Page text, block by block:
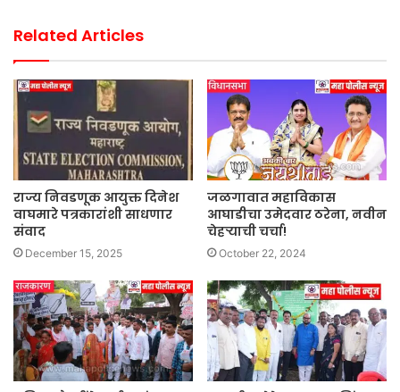
Related Articles
राज्य निवडणूक आयुक्त दिनेश
वाघमारे पत्रकारांशी साधणार
संवाद
December 15, 2025
जळगावात महाविकास
आघाडीचा उमेदवार ठरेना, नवीन
चेहऱ्याची चर्चा!
October 22, 2024